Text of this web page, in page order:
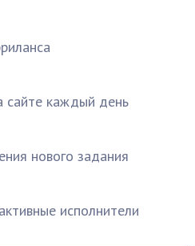
сайте каждый день
нового задания
исполнители